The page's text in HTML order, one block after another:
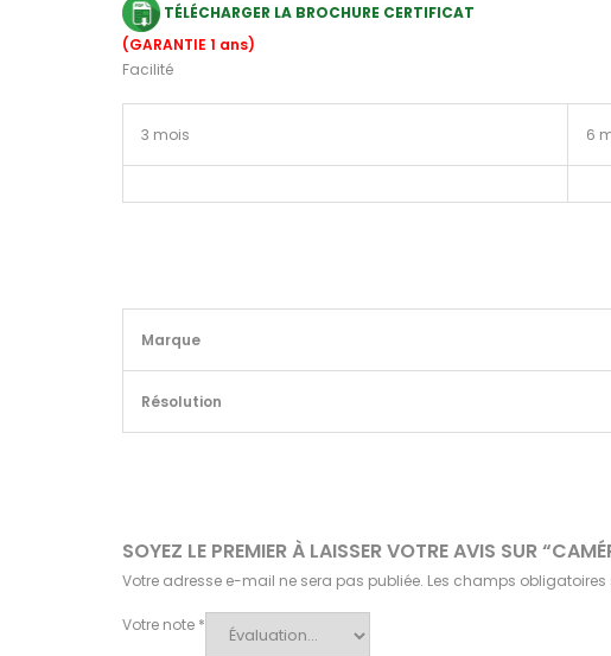
TÉLÉCHARGER LA BROCHURE CERTIFICAT
(GARANTIE 1 ans)
Facilité
3 mois 6
Marque
Résolution
SOYEZ LE PREMIER À LAISSER VOTRE AVIS SUR
Votre adresse e-mail ne sera pas publiée. Les champs
Votre note *